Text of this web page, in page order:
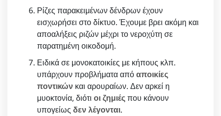
Ρίζες παρακειμένων δένδρων έχουν
εισχωρήσει στο δίκτυο. Έχουμε βρει ακόμη και
αποαλήξεις ριζών μέχρι το νεροχύτη σε
παρατημένη οικοδομή.
Ειδικά σε μονοκατοικίες με κήπους κλπ.
υπάρχουν προβλήματα απόαποικίες
ποντικών και αρουραίων. Δεν αρκεί η
μυοκτονία, διότι οι ζημιέςπου κάνουν
υπογείως δεν λέγονται.